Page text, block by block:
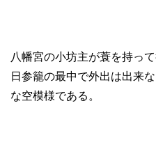
八幡宮の小坊主が蓑を持っ
日参籠の最中で外出は出来
な空模様である。